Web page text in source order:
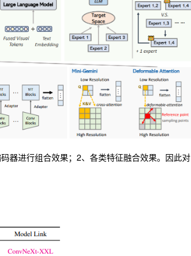
器进行组合效果；2、各类特征融合效果。因此对